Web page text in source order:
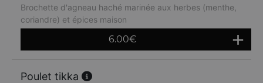
Brochette d'agneau haché marinée aux herbes (menthe,
coriandre) et épices maison
6.00€
Poulet tikka